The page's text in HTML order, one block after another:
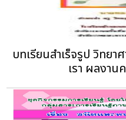
บทเรียนสำเร็จรูป วิทยา
เรา ผลงา